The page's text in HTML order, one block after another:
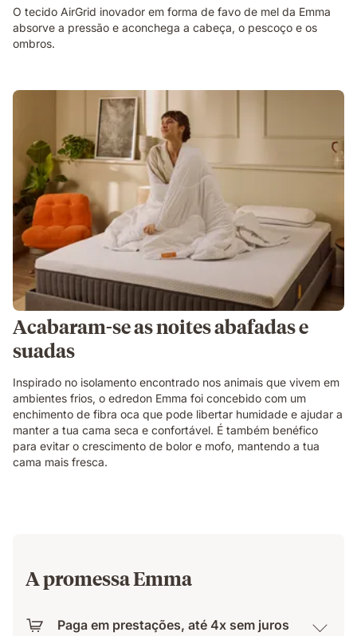
O tecido AirGrid inovador em forma de favo de mel da Emma
absorve a pressão e aconchega a cabeça, o pescoço e os
ombros.
Acabaram-se as noites abafadas e
suadas
Inspirado no isolamento encontrado nos animais que vivem em
ambientes frios, o edredon Emma foi concebido com um
enchimento de fibra oca que pode libertar humidade e ajudar a
manter a tua cama seca e confortável. É também benéfico
para evitar o crescimento de bolor e mofo, mantendo a tua
cama mais fresca.
A promessa Emma
Paga em prestações, até 4x sem juros